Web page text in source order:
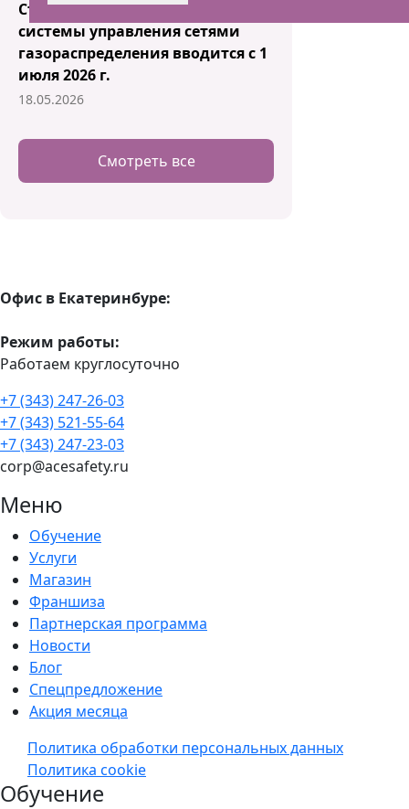
Стандарт об организации
системы управления сетями
газораспределения вводится с 1
июля 2026 г.
18.05.2026
Смотреть все
Офис в Екатеринбуре:
Режим работы:
Работаем круглосуточно
+7 (343) 247-26-03
+7 (343) 521-55-64
+7 (343) 247-23-03
corp@acesafety.ru
Меню
Обучение
Услуги
Магазин
Франшиза
Партнерская программа
Новости
Блог
Спецпредложение
Акция месяца
Политика обработки персональных данных
Политика cookie
Обучение